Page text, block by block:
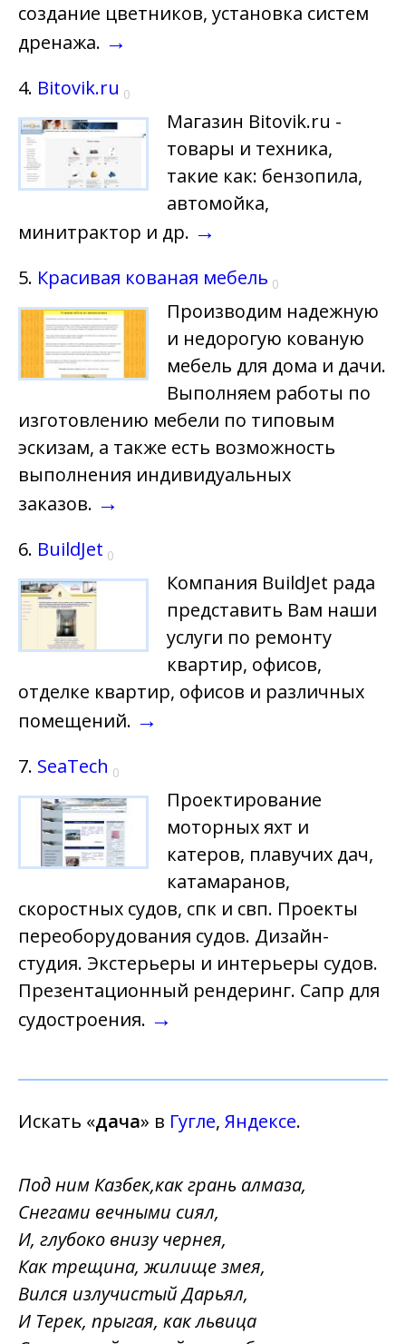
создание цветников, установка систем
дренажа. →
4. Bitovik.ru 0
Магазин Bitovik.ru -
товары и техника,
такие как: бензопила,
автомойка,
минитрактор и др. →
5. Красивая кованая мебель 0
Производим надежную
и недорогую кованую
мебель для дома и дачи.
Выполняем работы по
изготовлению мебели по типовым
эскизам, а также есть возможность
выполнения индивидуальных
заказов. →
6. BuildJet 0
Компания BuildJet рада
представить Вам наши
услуги по ремонту
квартир, офисов,
отделке квартир, офисов и различных
помещений. →
7. SeaTech 0
Проектирование
моторных яхт и
катеров, плавучих дач,
катамаранов,
скоростных судов, спк и свп. Проекты
переоборудования судов. Дизайн-
студия. Экстерьеры и интерьеры судов.
Презентационный рендеринг. Сапр для
судостроения. →
Искать «дача» в Гугле, Яндексе.
Под ним Казбек,как грань алмаза,
Снегами вечными сиял,
И, глубоко внизу чернея,
Как трещина, жилище змея,
Вился излучистый Дарьял,
И Терек, прыгая, как львица